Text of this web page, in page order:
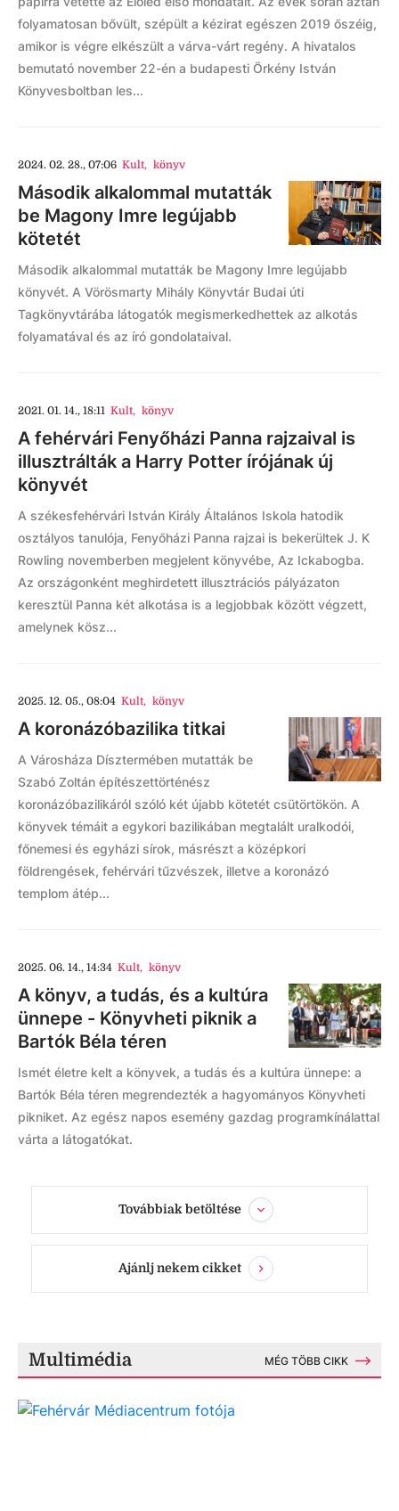
folyamatosan bővült, szépült a kézirat egészen 2019 őszéig,
amikor is végre elkészült a várva-várt regény. A hivatalos
bemutató november 22-én a budapesti Örkény István
Könyvesboltban les...
2024. 02. 28., 07:06 Kult, könyv
Második alkalommal mutatták
be Magony Imre legújabb
kötetét
Második alkalommal mutatták be Magony Imre legújabb
könyvét. A Vörösmarty Mihály Könyvtár Budai úti
Tagkönyvtárába látogatók megismerkedhettek az alkotás
folyamatával és az író gondolataival.
2021. 01. 14., 18:11 Kult, könyv
A fehérvári Fenyőházi Panna rajzaival is
illusztrálták a Harry Potter írójának új
könyvét
A székesfehérvári István Király Általános Iskola hatodik
osztályos tanulója, Fenyőházi Panna rajzai is bekerültek J. K
Rowling novemberben megjelent könyvébe, Az Ickabogba.
Az országonként meghirdetett illusztrációs pályázaton
keresztül Panna két alkotása is a legjobbak között végzett,
amelynek kösz...
2025. 12. 05., 08:04 Kult, könyv
A koronázóbazilika titkai
A Városháza Dísztermében mutatták be
Szabó Zoltán építészettörténész
koronázóbazilikáról szóló két újabb kötetét csütörtökön. A
könyvek témáit a egykori bazilikában megtalált uralkodói,
főnemesi és egyházi sírok, másrészt a középkori
földrengések, fehérvári tűzvészek, illetve a koronázó
templom átép...
2025. 06. 14., 14:34 Kult, könyv
A könyv, a tudás, és a kultúra
ünnepe - Könyvheti piknik a
Bartók Béla téren
Ismét életre kelt a könyvek, a tudás és a kultúra ünnepe: a
Bartók Béla téren megrendezték a hagyományos Könyvheti
pikniket. Az egész napos esemény gazdag programkínálattal
várta a látogatókat.
Továbbiak betöltése
Ajánlj nekem cikket
Multimédia MÉG TÖBB CIKK